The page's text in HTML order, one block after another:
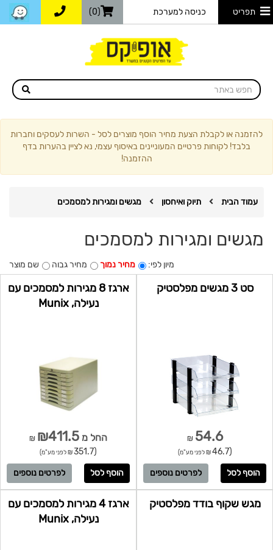
תפריט כניסה למערכת (0)
להזמנה או לקבלת הצעת מחיר הוסף מוצרים לסל - השרות לעסקים וחברות
בלבד! לקוחות פרטיים המעוניינים באיסוף עצמי, נא לציין בהערות בדף
ההזמנה!
עמוד הבית תיוק ואיחסון מגשים ומגירות למסמכים
מגשים ומגירות למסמכים
מיון לפי: מחיר נמוך מחיר גבוה שם מוצר
סט 3 מגשים מפלסטיק
54.6
₪
(46.7 ₪ לפני מע"מ)
לפרטים נוספים
ארגז 8 מגירות למסמכים עם
נעילה, Munix
החל מ ₪411.5
₪
(351.7 ₪ לפני מע"מ)
לפרטים נוספים
מגש שקוף בודד מפלסטיק
ארגז 4 מגירות למסמכים עם
נעילה, Munix